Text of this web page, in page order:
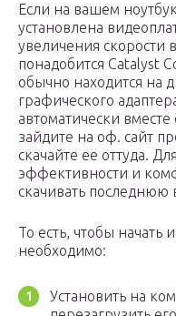
Если на вашем
установлена
увеличения скорости
понадобится Catalyst
обычно находится на
графического
автоматически
зайдите на оф. сайт
скачайте ее оттуда.
эффективности и
скачивать
То есть, чтобы начать
необходимо:
Установить на